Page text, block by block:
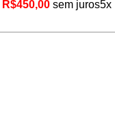
R$450,00 sem juros5x